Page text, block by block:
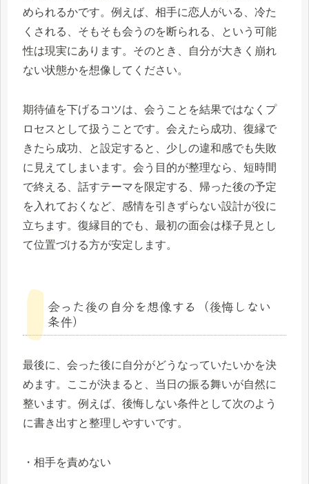
められるかです。例えば、相手に恋人がいる、冷た
くされる、そもそも会うのを断られる、という可能
性は現実にあります。そのとき、自分が大きく崩れ
ない状態かを想像してください。
期待値を下げるコツは、会うことを結果ではなくプ
ロセスとして扱うことです。会えたら成功、復縁で
きたら成功、と設定すると、少しの違和感でも失敗
に見えてしまいます。会う目的が整理なら、短時間
で終える、話すテーマを限定する、帰った後の予定
を入れておくなど、感情を引きずらない設計が役に
立ちます。復縁目的でも、最初の面会は様子見とし
て位置づける方が安定します。
会った後の自分を想像する（後悔しない
条件）
最後に、会った後に自分がどうなっていたいかを決
めます。ここが決まると、当日の振る舞いが自然に
整います。例えば、後悔しない条件として次のよう
に書き出すと整理しやすいです。
・相手を責めない